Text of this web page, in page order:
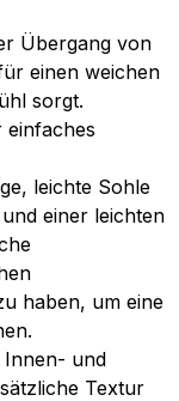
Übergang von
einen weichen
sorgt.
leichte Sohle
einer leichten
haben, um eine
und
Textur